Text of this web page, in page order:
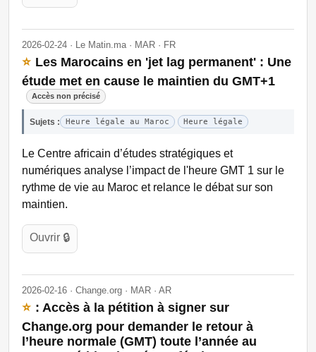
2026-02-24 · Le Matin.ma · MAR · FR
⭐ Les Marocains en 'jet lag permanent' : Une
étude met en cause le maintien du GMT+1
Accès non précisé
Sujets : Heure légale au Maroc Heure légale
Le Centre africain d’études stratégiques et
numériques analyse l’impact de l'heure GMT 1 sur le
rythme de vie au Maroc et relance le débat sur son
maintien.
Ouvrir 🔒
2026-02-16 · Change.org · MAR · AR
⭐ : Accès à la pétition à signer sur
Change.org pour demander le retour à
l’heure normale (GMT) toute l’année au